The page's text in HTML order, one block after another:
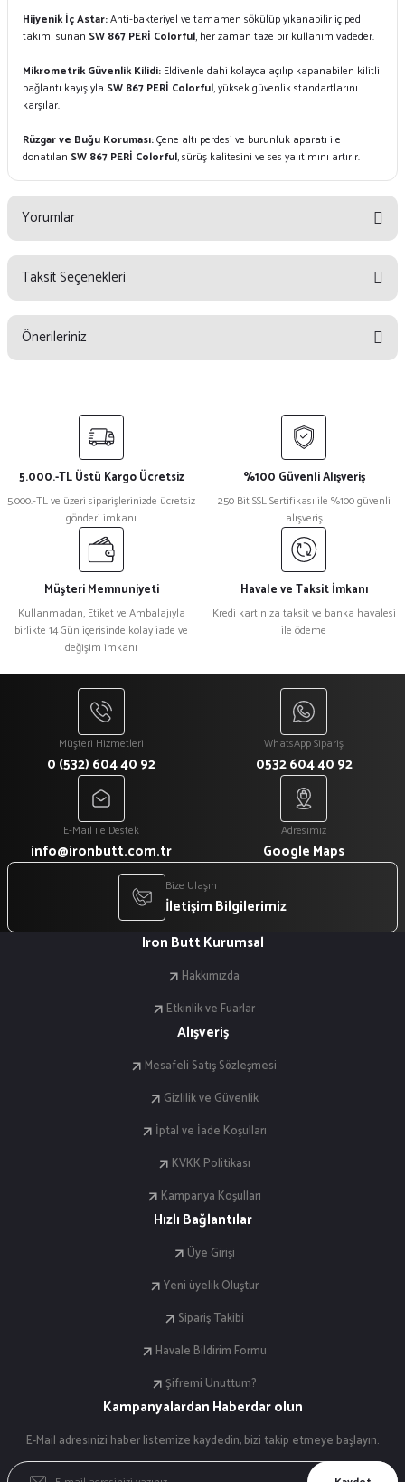
Hijyenik İç Astar:Anti-bakteriyel ve tamamen sökülüp yıkanabilir iç ped
takımı sunan SW 867 PERİ Colorful, her zaman taze bir kullanım vadeder.
Mikrometrik Güvenlik Kilidi: Eldivenle dahi kolayca açılıp kapanabilen kilitli
bağlantı kayışıyla SW 867 PERİ Colorful, yüksek güvenlik standartlarını
karşılar.
Rüzgar ve Buğu Koruması:Çene altı perdesi ve burunluk aparatı ile
donatılan SW 867 PERİ Colorful, sürüş kalitesini ve ses yalıtımını artırır.
Yorumlar
Yorum Yaz
Taksit Seçenekleri
Önerileriniz
yetersiz gördüğünüz noktaları öneri formunu kullanarak tarafımıza
Görüş ve önerileriniz için teşekkür ederiz.
Ürün resmi kalitesiz, bozuk veya görüntülenemiyor.
Ürün açıklamasında eksik bilgiler bulunuyor.
Ürün bilgilerinde hatalar bulunuyor.
Ürün fiyatı diğer sitelerden daha pahalı.
Bu ürüne benzer farklı alternatifler olmalı.
5.000.-TL Üstü Kargo Ücretsiz
5.000.-TL ve üzeri siparişlerinizde ücretsiz
gönderi imkanı
%100 Güvenli Alışveriş
250 Bit SSL Sertifikası ile %100 güvenli
alışveriş
Müşteri Memnuniyeti
Kullanmadan, Etiket ve Ambalajıyla
birlikte 14 Gün içerisinde kolay iade ve
değişim imkanı
Havale ve Taksit İmkanı
Kredi kartınıza taksit ve banka havalesi
ile ödeme
Müşteri Hizmetleri
0 (532) 604 40 92
WhatsApp Sipariş
0532 604 40 92
E-Mail ile Destek
info@ironbutt.com.tr
Adresimiz
Google Maps
Bize Ulaşın
İletişim Bilgilerimiz
Iron Butt Kurumsal
Hakkımızda
Etkinlik ve Fuarlar
Alışveriş
Mesafeli Satış Sözleşmesi
Gizlilik ve Güvenlik
İptal ve İade Koşulları
KVKK Politikası
Kampanya Koşulları
Hızlı Bağlantılar
Üye Girişi
Yeni üyelik Oluştur
Sipariş Takibi
Havale Bildirim Formu
Şifremi Unuttum?
Kampanyalardan Haberdar olun
E-Mail adresinizi haber listemize kaydedin, bizi takip etmeye başlayın.